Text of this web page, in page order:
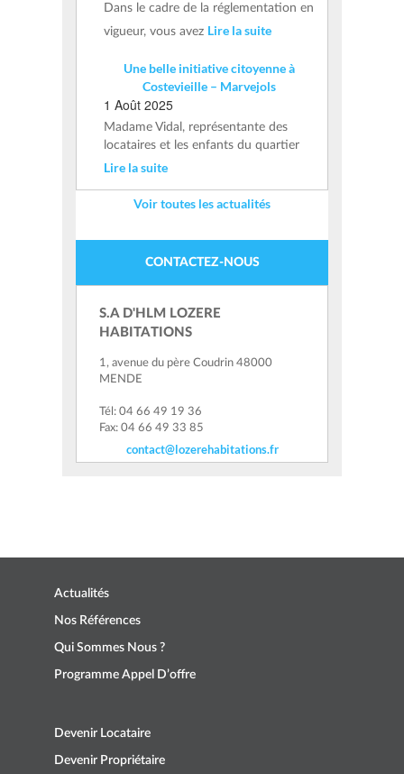
Dans le cadre de la réglementation en
vigueur, vous avez Lire la suite
Une belle initiative citoyenne à
Costevieille – Marvejols
1 Août 2025
Madame Vidal, représentante des
locataires et les enfants du quartier
Lire la suite
Voir toutes les actualités
CONTACTEZ-NOUS
S.A D'HLM LOZERE
HABITATIONS
1, avenue du père Coudrin 48000
MENDE
Tél: 04 66 49 19 36
Fax: 04 66 49 33 85
contact@lozerehabitations.fr
Actualités
Nos Références
Qui Sommes Nous ?
Programme Appel D’offre
Devenir Locataire
Devenir Propriétaire